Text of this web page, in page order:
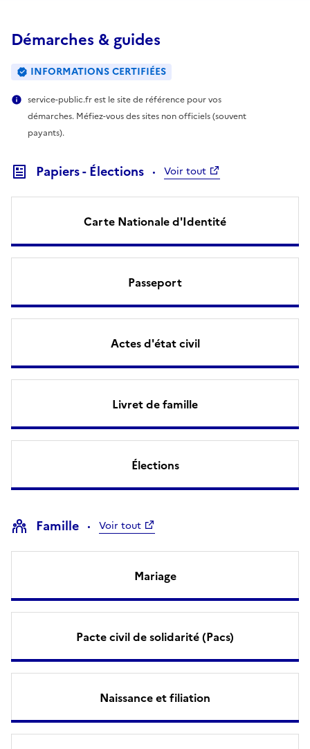
Démarches & guides
INFORMATIONS CERTIFIÉES
service-public.fr est le site de référence pour vos
démarches. Méfiez-vous des sites non officiels (souvent
payants).
Papiers - Élections Voir tout
Carte Nationale d'Identité
Passeport
Actes d'état civil
Livret de famille
Élections
Famille Voir tout
Mariage
Pacte civil de solidarité (Pacs)
Naissance et filiation